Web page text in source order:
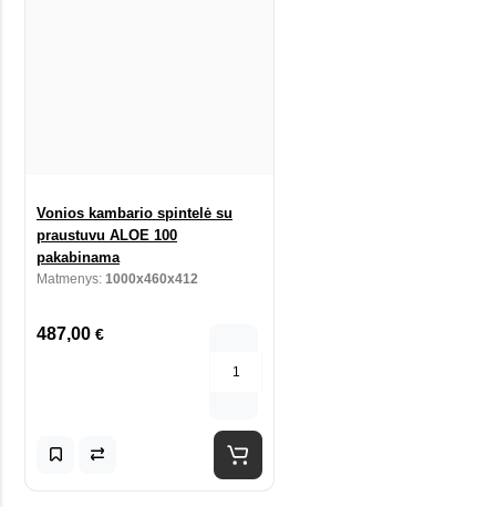
Vonios kambario spintelė su
praustuvu ALOE 100
pakabinama
Matmenys: 1000x460x412
487,00 €